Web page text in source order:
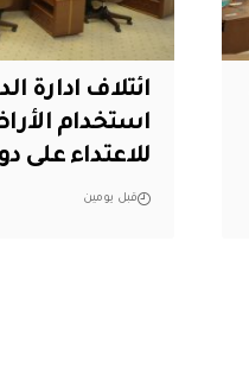
ائتلاف ادارة
استخدام
للاعتداء على
قبل يومين